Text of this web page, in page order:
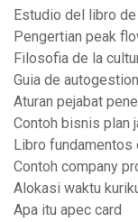
Estudio del libro
Pengertian peak
Filosofia de la
Guia de
Aturan pejabat
Contoh bisnis plan
Libro
Contoh company
Alokasi waktu
Apa itu apec card